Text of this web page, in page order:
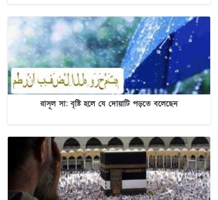
রাসূল সা: বৃষ্টি হলে যে দোয়াটি পড়তে বলেছেন